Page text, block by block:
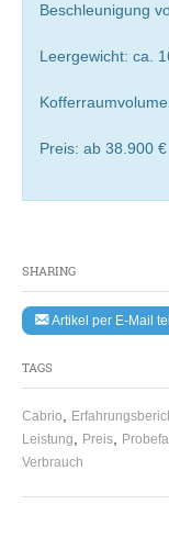
SHARING
Artikel per E-Mail
TAGS
Cabrio
Leistung Preis
Verbrauch
Beschleunigung
Leergewicht: ca.
Preis: ab 38.900 €